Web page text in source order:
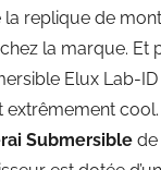
la replique de
la marque. Et
Elux Lab-ID
extrêmement
Submersible